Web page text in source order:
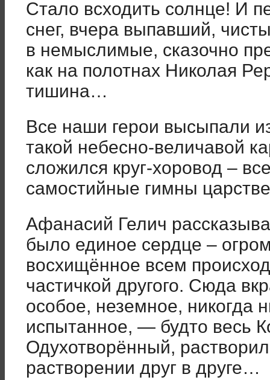
Стало всходить солнце! И
снег, вчера выпавший,
в немыслимые, сказочно
как на полотнах Николая
тишина…
Все наши герои высыпали
такой небесно-величавой
сложился круг-хоровод –
самостийные гимны
Афанасий Гелич
было единое сердце –
восхищённое всем
частичкой другого. Сюда
особое, неземное, никогда
испытанное, — будто весь
Одухотворённый,
растворении друг в друге…